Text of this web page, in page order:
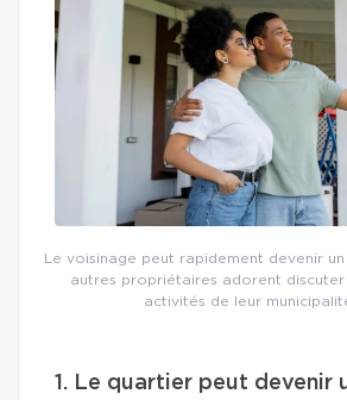
Le voisinage peut rapidement devenir
autres propriétaires adorent discuter
activités de leur
1. Le quartier peut devenir